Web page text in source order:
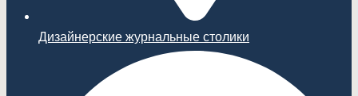
Дизайнерские журнальные столики